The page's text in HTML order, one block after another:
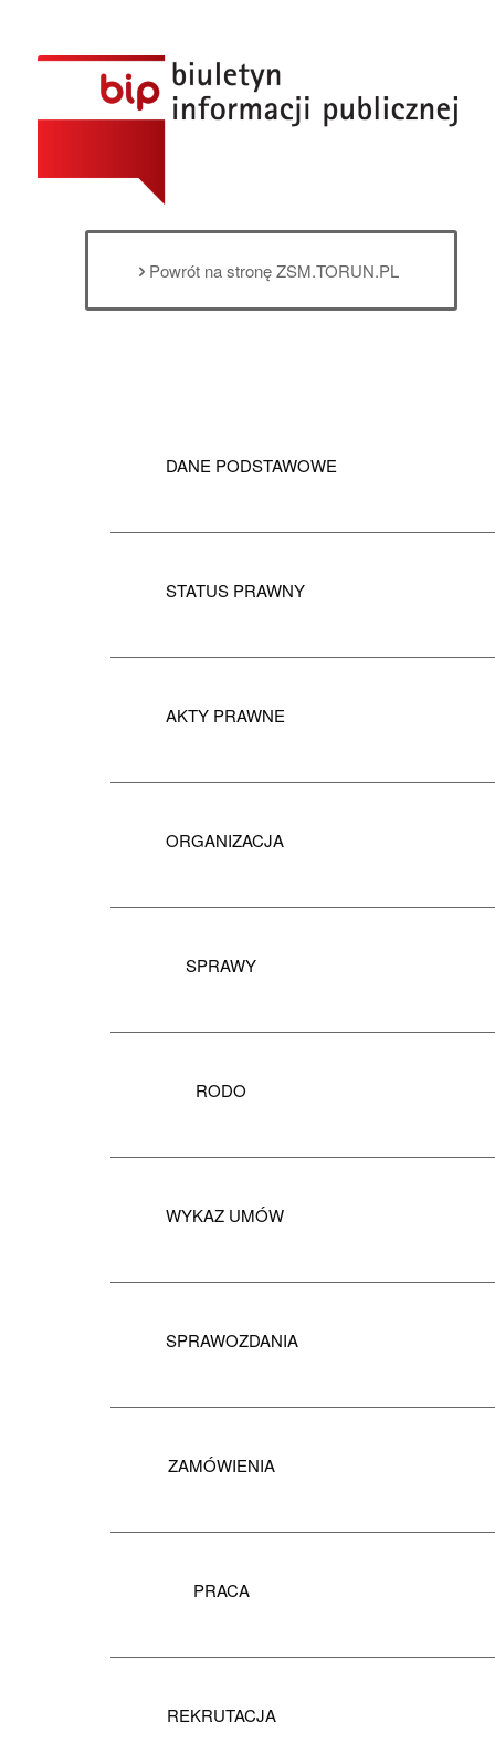
Powrót na stronę ZSM.TORUN.PL
DANE PODSTAWOWE
STATUS PRAWNY
AKTY PRAWNE
ORGANIZACJA
SPRAWY
RODO
WYKAZ UMÓW
SPRAWOZDANIA
ZAMÓWIENIA
PRACA
REKRUTACJA